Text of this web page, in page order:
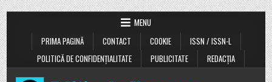
MENU
PRIMA PAGINĂ
CONTACT COOKIE
ISSN / ISSN-L
POLITICĂ DE CONFIDENȚIALITATE
PUBLICITATE REDACȚIA